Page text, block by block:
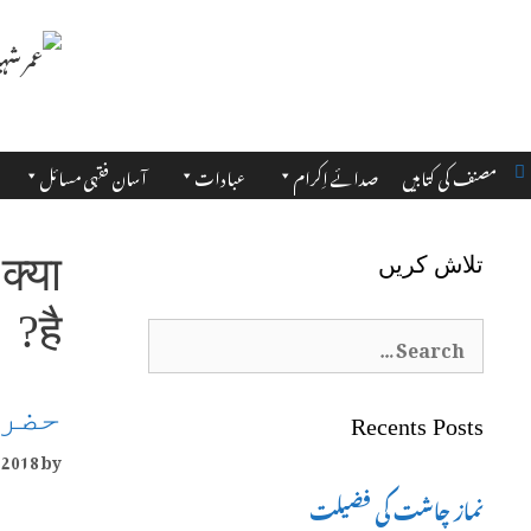
مصنف کی کتابیں صدائے اِکرام عبادات آسان فقہی مسائل
है?
by
تلاش کریں
Search
Recents Posts
نماز چاشت کی فضیلت